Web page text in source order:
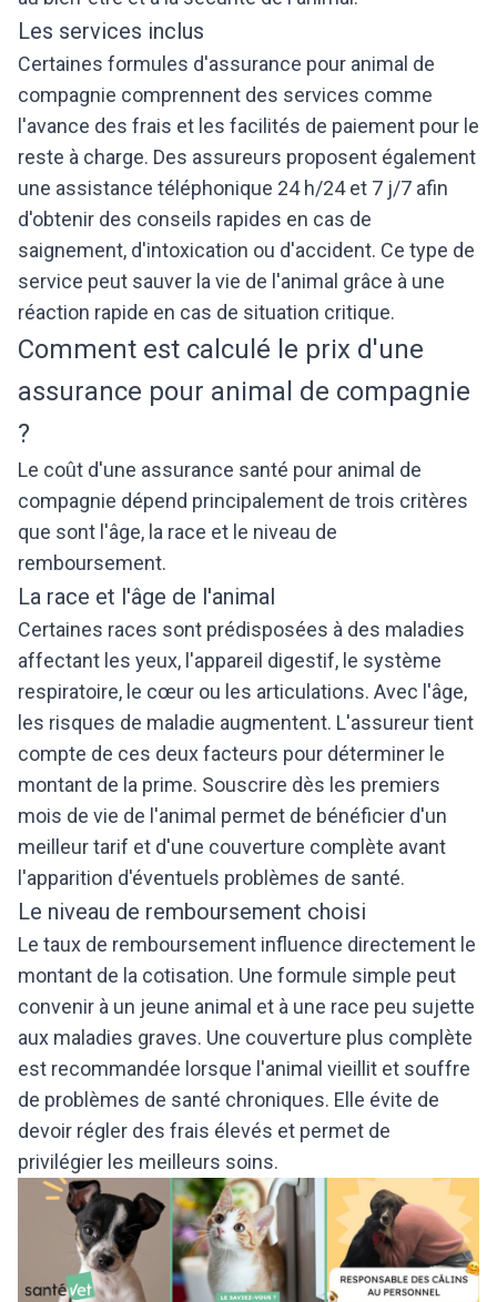
Les services inclus
Certaines formules d'assurance pour animal de
compagnie comprennent des services comme
l'avance des frais et les facilités de paiement pour le
reste à charge. Des assureurs proposent également
une assistance téléphonique 24 h/24 et 7 j/7 afin
d'obtenir des conseils rapides en cas de
saignement, d'intoxication ou d'accident. Ce type de
service peut sauver la vie de l'animal grâce à une
réaction rapide en cas de situation critique.
Comment est calculé le prix d'une
assurance pour animal de compagnie
?
Le coût d'une assurance santé pour animal de
compagnie dépend principalement de trois critères
que sont l'âge, la race et le niveau de
remboursement.
La race et l'âge de l'animal
Certaines races sont prédisposées à des maladies
affectant les yeux, l'appareil digestif, le système
respiratoire, le cœur ou les articulations. Avec l'âge,
les risques de maladie augmentent. L'assureur tient
compte de ces deux facteurs pour déterminer le
montant de la prime. Souscrire dès les premiers
mois de vie de l'animal permet de bénéficier d'un
meilleur tarif et d'une couverture complète avant
l'apparition d'éventuels problèmes de santé.
Le niveau de remboursement choisi
Le taux de remboursement influence directement le
montant de la cotisation. Une formule simple peut
convenir à un jeune animal et à une race peu sujette
aux maladies graves. Une couverture plus complète
est recommandée lorsque l'animal vieillit et souffre
de problèmes de santé chroniques. Elle évite de
devoir régler des frais élevés et permet de
privilégier les meilleurs soins.